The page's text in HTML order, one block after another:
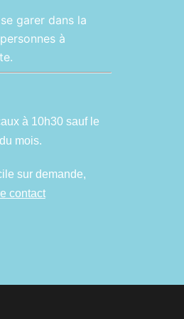
garer dans la
à
à 10h30 sauf le
mois.
sur demande,
contact